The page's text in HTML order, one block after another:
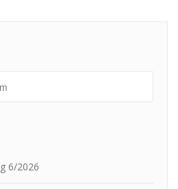
6/2026